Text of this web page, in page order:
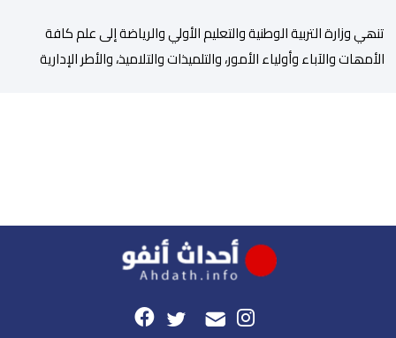
تنھي وزارة التربیة الوطنیة والتعلیم الأولي والریاضة إلى علم كافة
الأمھات والآباء وأولیاء الأمور، والتلمیذات والتلامیذ، والأطر الإداریة